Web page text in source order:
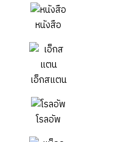
หนังสือ
เอ็กสแตน
โรลอัพ